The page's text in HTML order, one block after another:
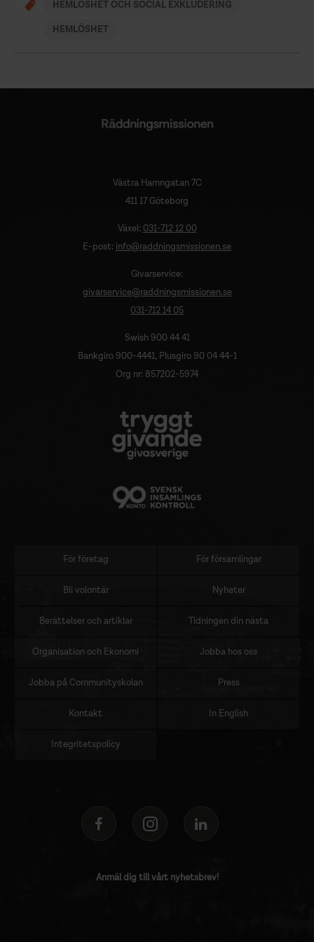
HEMLÖSHET OCH SOCIAL EXKLUDERING
HEMLÖSHET
Västra Hamngatan 7C
411 17 Göteborg
Växel: 031-712 12 00
E-post: info@raddningsmissionen.se
Givarservice:
givarservice@raddningsmissionen.se
031-712 14 05
Swish 900 44 41
Bankgiro 900-4441, Plusgiro 90 04 44-1
Org nr: 857202-5974
För företag För församlingar
Bli volontär Nyheter
Berättelser och artiklar Tidningen din nästa
Organisation och Ekonomi Jobba hos oss
Jobba på Communityskolan Press
Kontakt In English
Integritetspolicy
Anmäl dig till vårt nyhetsbrev!